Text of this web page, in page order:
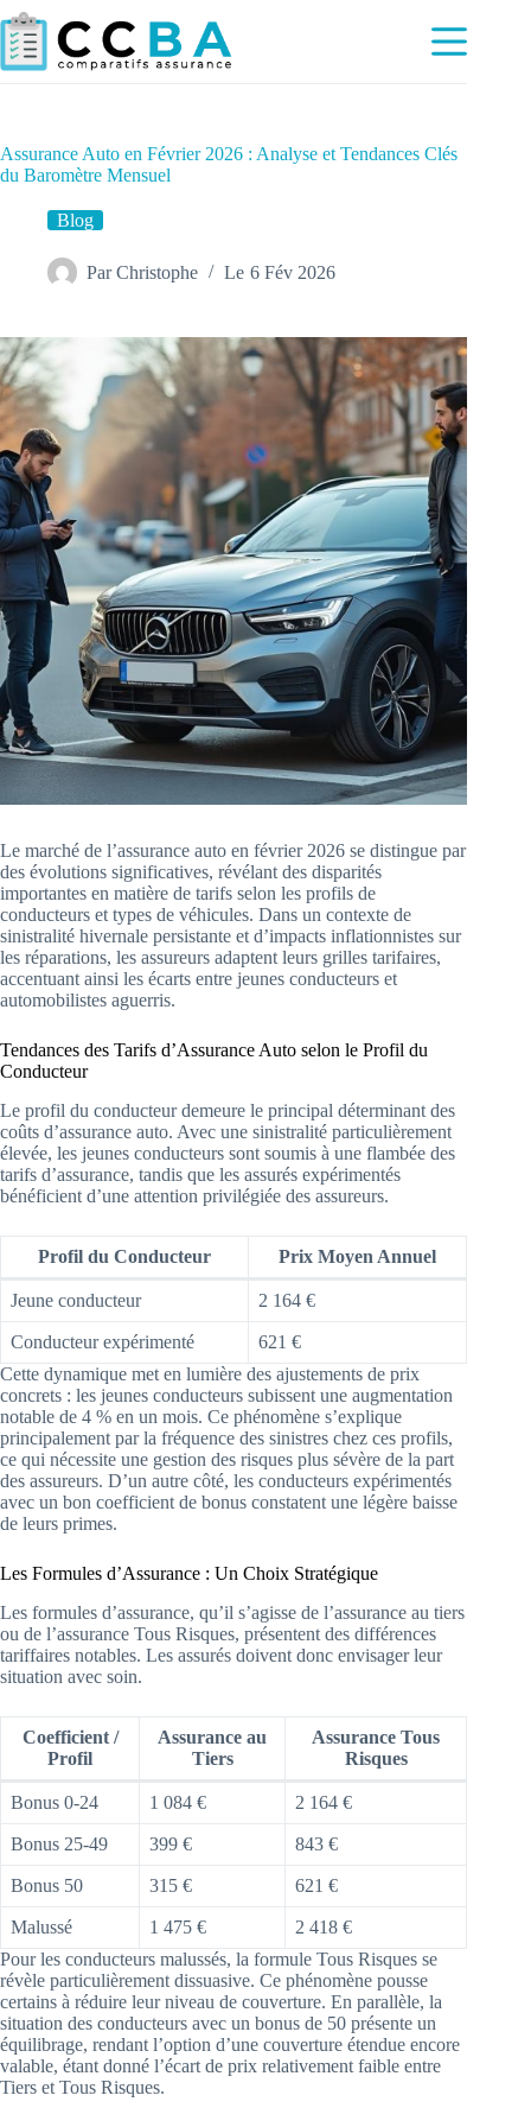
Passer
au
contenu
Assurance Auto en Février 2026 : Analyse et Tendances Clés
du Baromètre Mensuel
Blog
Par Christophe Le 6 Fév 2026
Le marché de l’assurance auto en février 2026 se distingue par
des évolutions significatives, révélant des disparités
importantes en matière de tarifs selon les profils de
conducteurs et types de véhicules. Dans un contexte de
sinistralité hivernale persistante et d’impacts inflationnistes sur
les réparations, les assureurs adaptent leurs grilles tarifaires,
accentuant ainsi les écarts entre jeunes conducteurs et
automobilistes aguerris.
Tendances des Tarifs d’Assurance Auto selon le Profil du
Conducteur
Le profil du conducteur demeure le principal déterminant des
coûts d’assurance auto. Avec une sinistralité particulièrement
élevée, les jeunes conducteurs sont soumis à une flambée des
tarifs d’assurance, tandis que les assurés expérimentés
bénéficient d’une attention privilégiée des assureurs.
Profil du Conducteur Prix Moyen Annuel
Jeune conducteur 2 164 €
Conducteur expérimenté
621 €
Cette dynamique met en lumière des ajustements de prix
concrets : les jeunes conducteurs subissent une augmentation
notable de 4 % en un mois. Ce phénomène s’explique
principalement par la fréquence des sinistres chez ces profils,
ce qui nécessite une gestion des risques plus sévère de la part
des assureurs. D’un autre côté, les conducteurs expérimentés
avec un bon coefficient de bonus constatent une légère baisse
de leurs primes.
Les Formules d’Assurance : Un Choix Stratégique
Les formules d’assurance, qu’il s’agisse de l’assurance au tiers
ou de l’assurance Tous Risques, présentent des différences
tariffaires notables. Les assurés doivent donc envisager leur
situation avec soin.
Coefficient /
Profil
Assurance au
Tiers
Assurance Tous
Risques
Bonus 0-24 1 084 € 2 164 €
Bonus 25-49 399 € 843 €
Bonus 50 315 € 621 €
Malussé 1 475 €
2 418 €
Pour les conducteurs malussés, la formule Tous Risques se
révèle particulièrement dissuasive. Ce phénomène pousse
certains à réduire leur niveau de couverture. En parallèle, la
situation des conducteurs avec un bonus de 50 présente un
équilibrage, rendant l’option d’une couverture étendue encore
valable, étant donné l’écart de prix relativement faible entre
Tiers et Tous Risques.